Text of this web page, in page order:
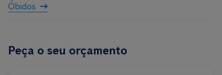
Óbidos
Peça o seu orçamento